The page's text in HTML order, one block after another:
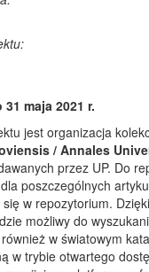
maja 2021 r.
jest organizacja
/ Annales
przez UP. Do
poszczególnych
w repozytorium.
możliwy do
w światowym
w trybie otwartego